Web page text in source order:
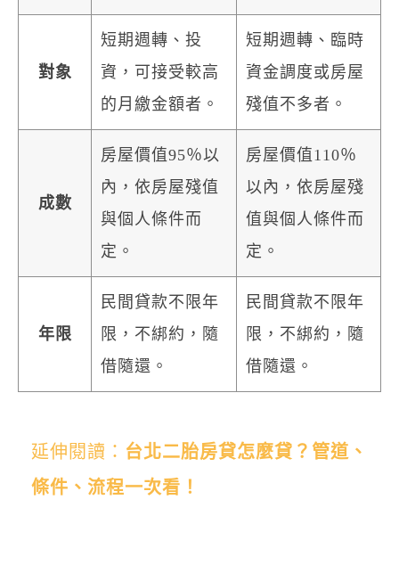
對象
短期週轉、投
資，可接受較高
的月繳金額者。
短期週轉、臨時
資金調度或房屋
殘值不多者。
成數
房屋價值95％以
內，依房屋殘值
與個人條件而
定。
房屋價值110％
以內，依房屋殘
值與個人條件而
定。
年限
民間貸款不限年
限，不綁約，隨
借隨還。
民間貸款不限年
限，不綁約，隨
借隨還。
延伸閱讀： 台北二胎房貸怎麼貸？管道、
條件、流程一次看！